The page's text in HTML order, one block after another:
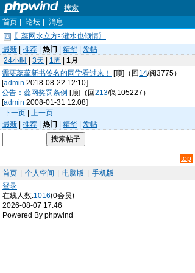
搜索
首页
论坛
消息
〖蕊网水立方≈灌水也倾情〗
最新
推荐 热门 精华
发帖
24小时
3天 1周
1月
需要蕊蕊新书签名的同学看过来！
[顶]（回 14/阅3775）
[admin 2018-08-22 12:10]
公告：蕊网奖罚条例 [顶]（回213/阅105227）
[admin 2008-01-31 12:08]
下一页
上一页
最新
推荐 热门 精华 发帖
top
首页
个人空间 电脑版
手机版
登录
在线人数:1016(0会员)
2026-08-07 17:46
Powered By phpwind